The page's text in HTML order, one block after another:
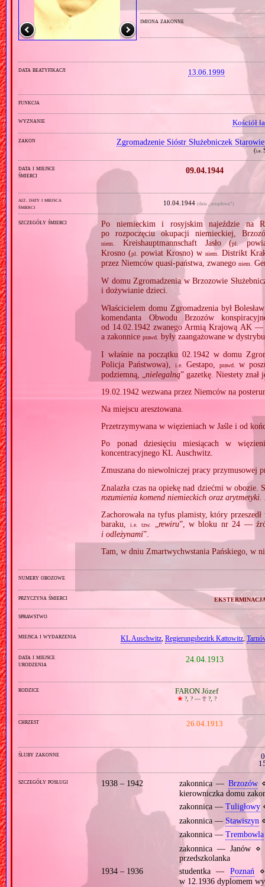
imiona zakonne
data beatyfikacji 13.06.1999
funkcja
wyznanie Kościół
zakon Zgromadzenie Sióstr Służebniczek
(i.e.
data i miejsce
śmierci
09.04.1944
alt. daty i miejsca
śmierci
10.04.1944 (data „urzędowa”)
szczegóły śmierci
Po niemieckim i rosyjskim najeździe na
po rozpoczęciu okupacji niemieckiej,
niem. Kreishauptmannschaft Jasło (pl.
Krosno (pl. powiat Krosno) wniem. Distrikt
przez Niemców quasi‐państwa, zwanegoniem.
W domu Zgromadzenia w Brzozowie
i dożywianie dzieci.
Właścicielem domu Zgromadzenia był
komendanta Obwodu Brzozów
od 14.02.1942 zwanego Armią Krajową AK —
a zakonniceprawd. były zaangażowane w
I właśnie na początku 02.1942 w domu
Policja Państwowa),
i.e. Gestapo, prawd.
w
podziemną, „nielegalną” gazetkę. Niestety znał
19.02.1942 wezwana przez Niemców na
Na miejscu aresztowana.
Przetrzymywana w więzieniach w Jaśle i od
Po ponad dziesięciu miesiącach w
koncentracyjnego KL Auschwitz.
Zmuszana do niewolniczej pracy przymusowej
Znalazła czas na opiekę nad dziećmi w obozie.
rozumienia komend niemieckich oraz
Zachorowała na tyfus plamisty, który
baraku,
i.e. tzw. rewiru”, w bloku nr 24 —
i odleżynami”.
Tam, w dniu Zmartwychwstania Pańskiego, w
numery obozowe
przyczyna śmierci
sprawstwo
miejsca i wydarzenia KL Auschwitz, Regierungsbezirk Kattowitz,
data i miejsce
urodzenia
24.04.1913
rodzice FARON Józef
🞲?, ? — 🕆?, ?
chrzest 26.04.1913
śluby zakonne
szczegóły posługi 1938 – 1942 zakonnica — Brzozów⋄
kierowniczka domu
zakonnica — Tuligłowy
zakonnica — Stawiszyn
zakonnica — Trembowla
zakonnica — Janów ⋄
przedszkolanka
1934 – 1936
studentka — Poznań⋄
w 12.1936 dyplomem